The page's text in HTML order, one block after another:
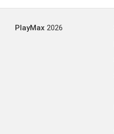
PlayMax 2026